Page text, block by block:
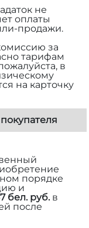
не
оплаты
продажи.
за
тарифам
в
на карточку
порядке
и
бел. руб.в
после